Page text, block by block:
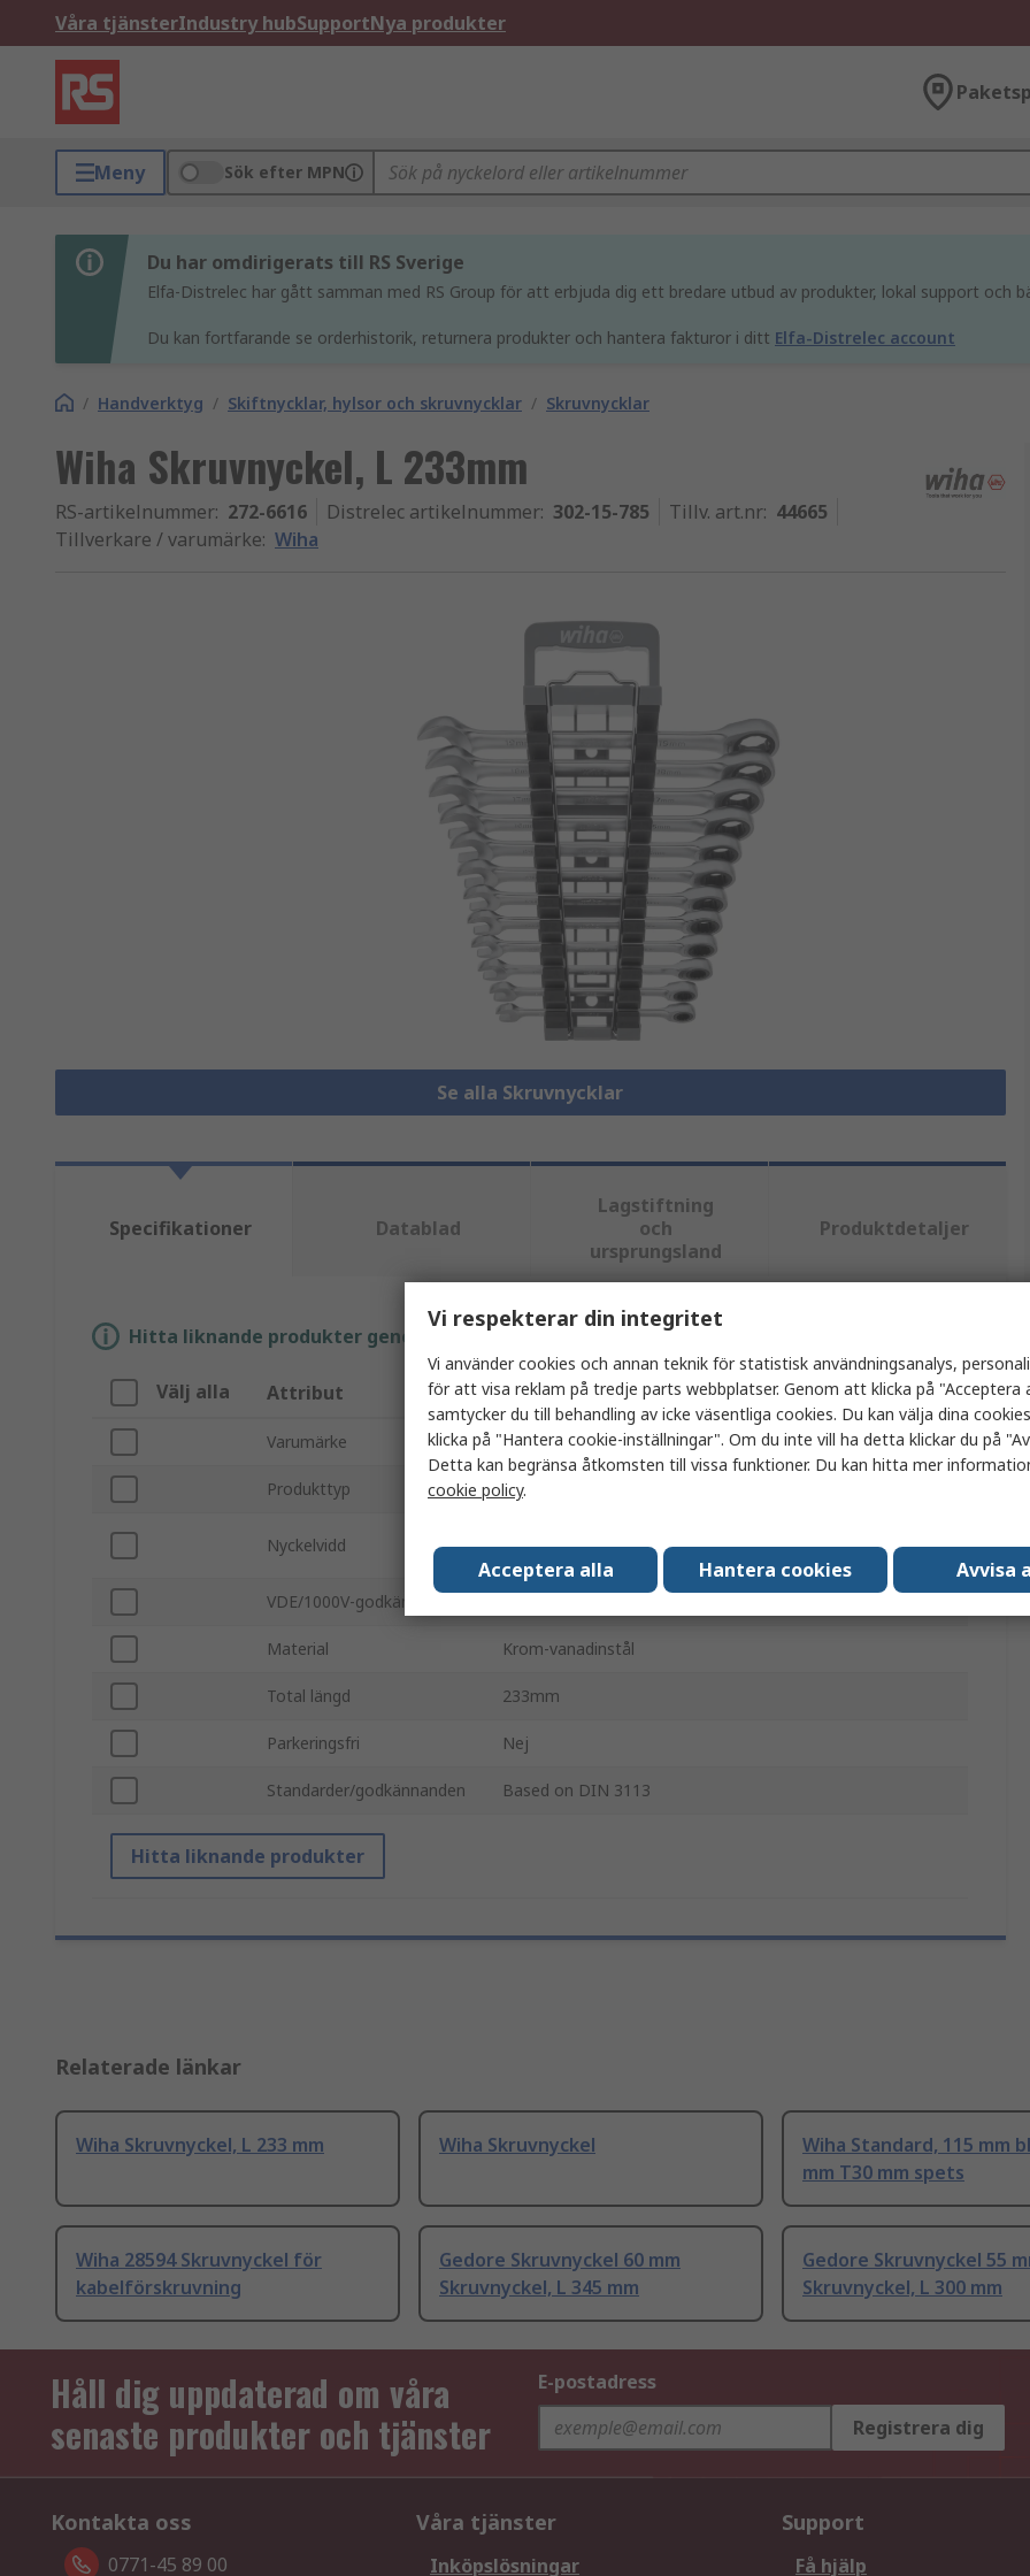
Våra tjänsterIndustry hubSupportNya produkter
Meny Sök efter MPN
Du har omdirigerats till RS Sverige
Elfa-Distrelec har gått samman med RS Group för att erbjuda dig ett bredare utbud av produkter, lokal support och
Du kan fortfarande se orderhistorik, returnera produkter och hantera fakturor i ditt Elfa-Distrelec account
/ Handverktyg / Skiftnycklar, hylsor och skruvnycklar / Skruvnycklar
Wiha Skruvnyckel, L 233mm
RS-artikelnummer: 272-6616 Distrelec artikelnummer: 302-15-785 Tillv. art.nr: 44665
Tillverkare / varumärke: Wiha
Se alla Skruvnycklar
Specifikationer Datablad
Lagstiftning
och
ursprungsland
Produktdetaljer
Hitta liknande produkter genom att välja ett eller flera attribut.
Välj alla Attribut Värde
Varumärke Wiha
Produkttyp Skruvnyckel
Nyckelvidd
single-size, e.g., 8 mm, 9 mm, etc.)
VDE/1000V-godkänd
Material Krom-vanadinstål
Total längd 233mm
Parkeringsfri Nej
Standarder/godkännanden Based on DIN 3113
Hitta liknande produkter
Relaterade länkar
Wiha Skruvnyckel, L 233 mm Wiha Skruvnyckel
Wiha Standard, 115 mm
mm T30 mm spets
Wiha 28594 Skruvnyckel för
kabelförskruvning
Gedore Skruvnyckel 60 mm
Skruvnyckel, L 345 mm
Gedore Skruvnyckel 55
Skruvnyckel, L 300 mm
Håll dig uppdaterad om våra
senaste produkter och tjänster
E-postadress
Registrera dig
Kontakta oss
0771-45 89 00
Våra tjänster
Inköpslösningar
Support
Få hjälp
Vi respekterar din integritet
Vi använder cookies och annan teknik för statistisk användningsanalys,
för att visa reklam på tredje parts webbplatser. Genom att klicka på "Acceptera
samtycker du till behandling av icke väsentliga cookies. Du kan välja dina
klicka på "Hantera cookie-inställningar". Om du inte vill ha detta klickar du på
Detta kan begränsa åtkomsten till vissa funktioner. Du kan hitta mer
cookie policy.
Acceptera alla Hantera cookies Avvisa